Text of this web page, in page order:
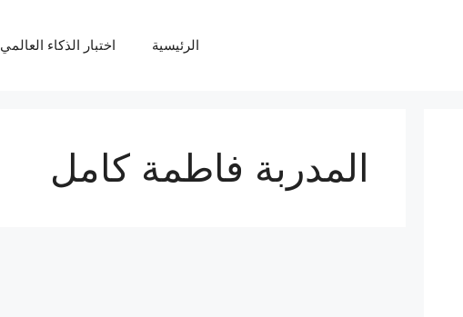
الرئيسية اختبار الذكاء العالمي IQ
المدربة فاطمة كامل